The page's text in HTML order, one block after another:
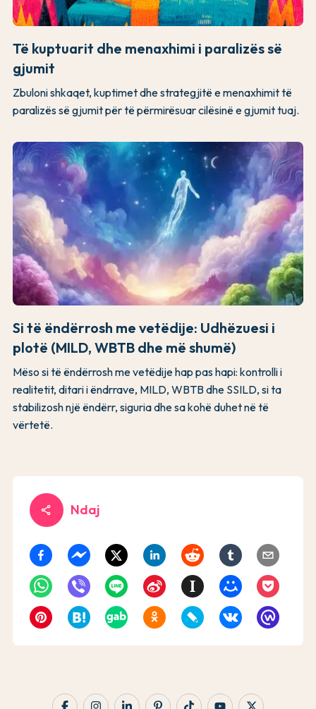
Të kuptuarit dhe menaxhimi i paralizës së
gjumit
Zbuloni shkaqet, kuptimet dhe strategjitë e menaxhimit të
paralizës së gjumit për të përmirësuar cilësinë e gjumit tuaj.
Si të ëndërrosh me vetëdije: Udhëzuesi i
plotë (MILD, WBTB dhe më shumë)
Mëso si të ëndërrosh me vetëdije hap pas hapi: kontrolli i
realitetit, ditari i ëndrrave, MILD, WBTB dhe SSILD, si ta
stabilizosh një ëndërr, siguria dhe sa kohë duhet në të
vërtetë.
share Ndaj